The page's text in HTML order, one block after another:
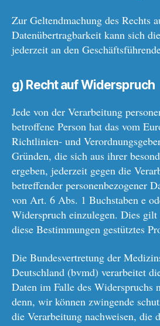
Zur Geltendmachung des Rechts
Datenübertragbarkeit kann sich
jederzeit an den
g) Recht auf Widerspruch
Jede von der Verarbeitung
betroffene Person hat das vom
Richtlinien- und
Gründen, die sich aus ihrer
ergeben, jederzeit gegen die
betreffender personenbezogener
von Art. 6 Abs. 1 Buchstaben e
Widerspruch einzulegen. Dies
diese Bestimmungen gestütztes
Die Bundesvertretung der
Deutschland (bvmd) verarbeitet
Daten im Falle des Widerspruchs
denn, wir können zwingende
die Verarbeitung nachweisen, die